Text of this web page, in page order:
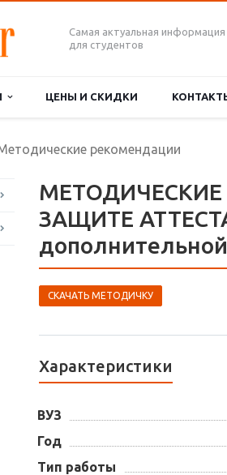
Самая актуальная информация
для студентов
ЦЕНЫ И СКИДКИ
рекомендации
ЗАЩИТЕ
СКАЧАТЬ МЕТОДИЧКУ
Характеристики
ВУЗ
Год
Тип работы